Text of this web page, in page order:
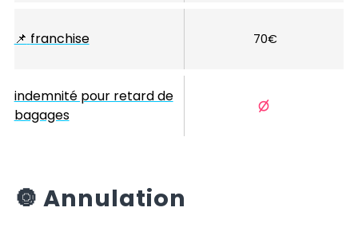
📌 franchise 70€
indemnité pour retard de
bagages
🔘 Annulation